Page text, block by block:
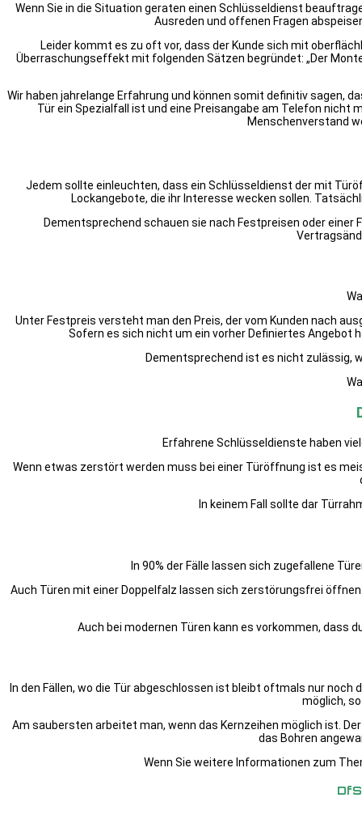
Wenn Sie in die Situation geraten einen Schlüsseldienst
Ausreden und offenen Fragen
Leider kommt es zu oft vor, dass der Kunde sich mit
Überraschungseffekt mit folgenden Sätzen begründet: „Der
Wir haben jahrelange Erfahrung und können somit definitiv sagen,
Tür ein Spezialfall ist und eine Preisangabe am Telefon nicht
Menschenverstand
Jedem sollte einleuchten, dass ein Schlüsseldienst der mit
Lockangebote, die ihr Interesse wecken sollen.
Dementsprechend schauen sie nach Festpreisen oder einer
Unter Festpreis versteht man den Preis, der vom Kunden nach
Sofern es sich nicht um ein vorher Definiertes Angebot
Dementsprechend ist es nicht zulässig,
Erfahrene Schlüsseldienste haben
Wenn etwas zerstört werden muss bei einer Türöffnung ist es
In keinem Fall sollte dar
In 90% der Fälle lassen sich zugefallene
Auch Türen mit einer Doppelfalz lassen sich zerstörungsfrei
Auch bei modernen Türen kann es vorkommen,
In den Fällen, wo die Tür abgeschlossen ist bleibt oftmals nur
möglich,
Am saubersten arbeitet man, wenn das Kernzeihen möglich ist.
das Bohren
Wenn Sie weitere Informationen zum